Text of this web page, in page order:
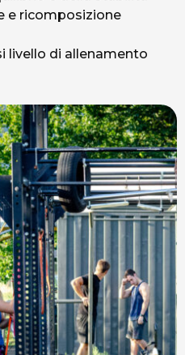
e ricomposizione
livello di allenamento